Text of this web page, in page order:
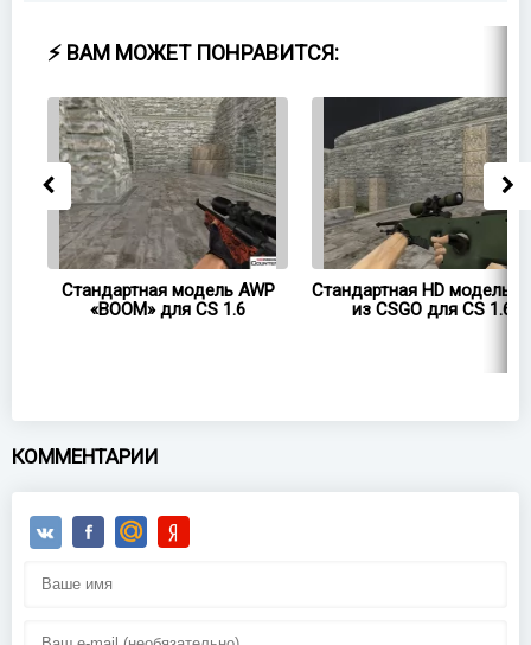
⚡ ВАМ МОЖЕТ ПОНРАВИТСЯ:
Стандартная модель AWP
«BOOM» для CS 1.6
Стандартная HD модель
из CSGO для CS 1.6
КОММЕНТАРИИ